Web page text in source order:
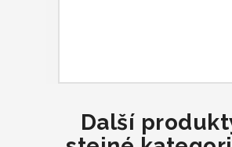
Další